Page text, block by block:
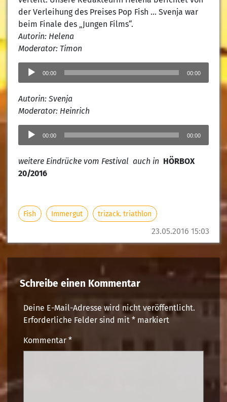
23.05.2016 15:03
der Verleihung des Preises Pop Fish … Svenja war
beim Finale des „Jungen Films“.
Autorin: Helena
Moderator: Timon
Audio-
Player
00:00 00:00
Autorin: Svenja
Moderator: Heinrich
Audio-
Player
00:00 00:00
weitere Eindrücke vom Festival auch inHÖRBOX
20/2016
Fish Immergut trizack. triathlon
Schreibe einen Kommentar
Deine E-Mail-Adresse wird nicht veröffentlicht.
Erforderliche Felder sind mit *markiert
Kommentar *